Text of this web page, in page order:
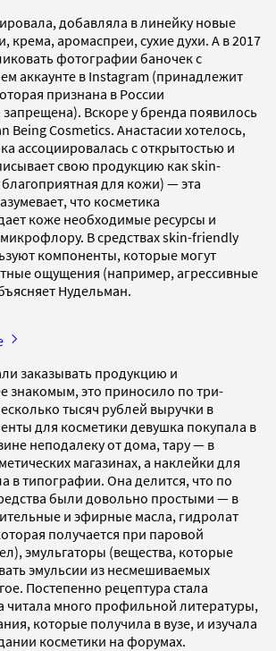
добавляла в линейку новые
крема, аромаспреи, сухие духи. А в 2017
фотографии баночек с
аккаунте в Instagram (принадлежит
признана в России
запрещена). Вскоре у бренда появилось
Being Cosmetics. Анастасии хотелось,
ассоциировалась с открытостью и
свою продукцию как skin-
для кожи) — эта
что косметика
коже необходимые ресурсы и
В средствах skin-friendly
компоненты, которые могут
ощущения (например, агрессивные
Нудельман.
заказывать продукцию и
знакомым, это приносило по три-
тысяч рублей выручки в
для косметики девушка покупала в
неподалеку от дома, тару — в
магазинах, а наклейки для
в типографии. Она делится, что по
были довольно простыми — в
и эфирные масла, гидролат
получается при паровой
эмульгаторы (вещества, которые
эмульсии из несмешиваемых
Постепенно рецептура стала
читала много профильной литературы,
которые получила в вузе, и изучала
косметики на форумах.